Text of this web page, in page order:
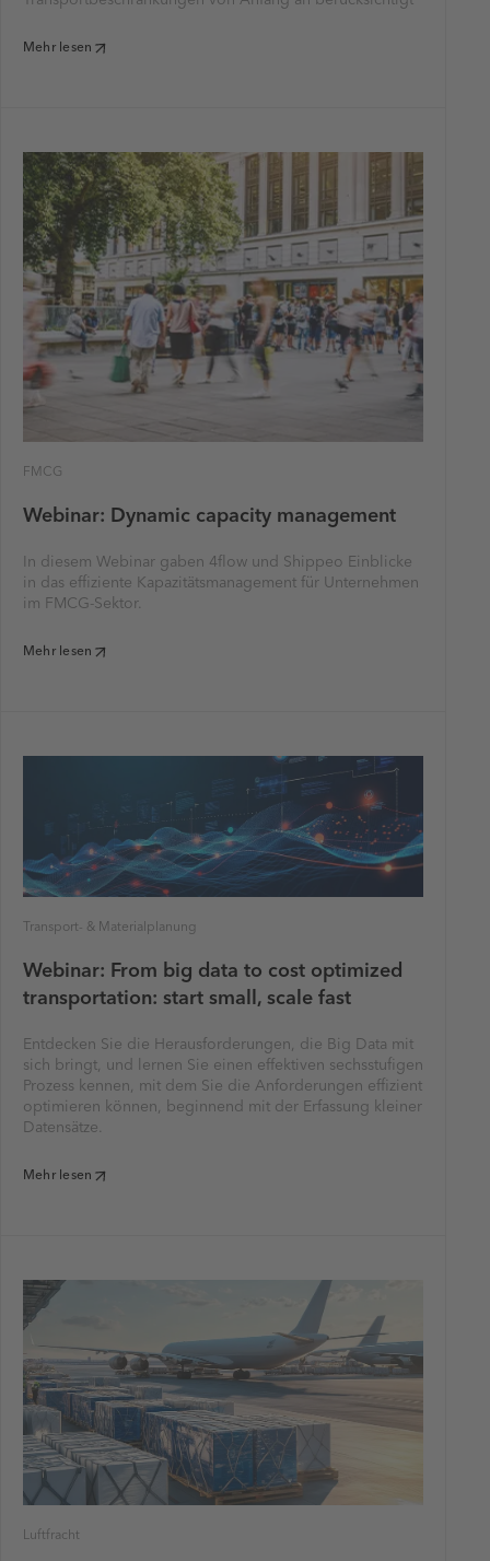
Mehr lesen
FMCG
Webinar: Dynamic capacity management
In diesem Webinar gaben 4flow und Shippeo Einblicke
in das effiziente Kapazitätsmanagement für Unternehmen
im FMCG-Sektor.
Mehr lesen
Transport- & Materialplanung
Webinar: From big data to cost optimized
transportation: start small, scale fast
Entdecken Sie die Herausforderungen, die Big Data mit
sich bringt, und lernen Sie einen effektiven sechsstufigen
Prozess kennen, mit dem Sie die Anforderungen effizient
optimieren können, beginnend mit der Erfassung kleiner
Datensätze.
Mehr lesen
Luftfracht